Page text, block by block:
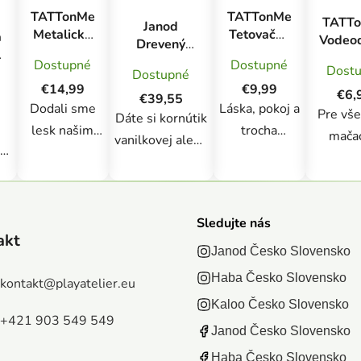
TATTonMe
Metalické
pre ženy
Kytice
sada Gold
Dostupné
€14,99
Dodali sme
lesk našim
dekoru sa
vašej letnej
Janod
Drevený
magnetickou
zmrzlinou
Dostupné
€39,55
Dáte si kornútik
vanilkovej alebo
zmrzliny?
so zmrzlinou je
doslova sladká
praktických
TATTonMe
Tetovačky
sada
Dostupné
€9,99
Láska, pokoj a
trocha
set. Dizajn v
štýle 60.
rokov bude
vyhovovať
vášmu
vzhľadu
hudobného
Pre
sme
kontakt@playatelier.eu
+421 903 549 549
Sledujte nás
Janod Česko Slovensko
Haba Česko Slovensko
Kaloo Česko Slovensko
Janod Česko Slovensko
Haba Česko Slovensko